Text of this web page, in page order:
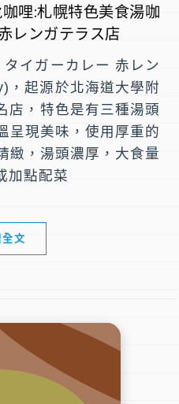
哩:札幌特色美食湯咖
レンガテラス店
，起源於北海道大學附
店，特色是有三種湯頭
呈現美味，使用厚重的
緻，湯頭濃厚，大食量
加點配菜
全文